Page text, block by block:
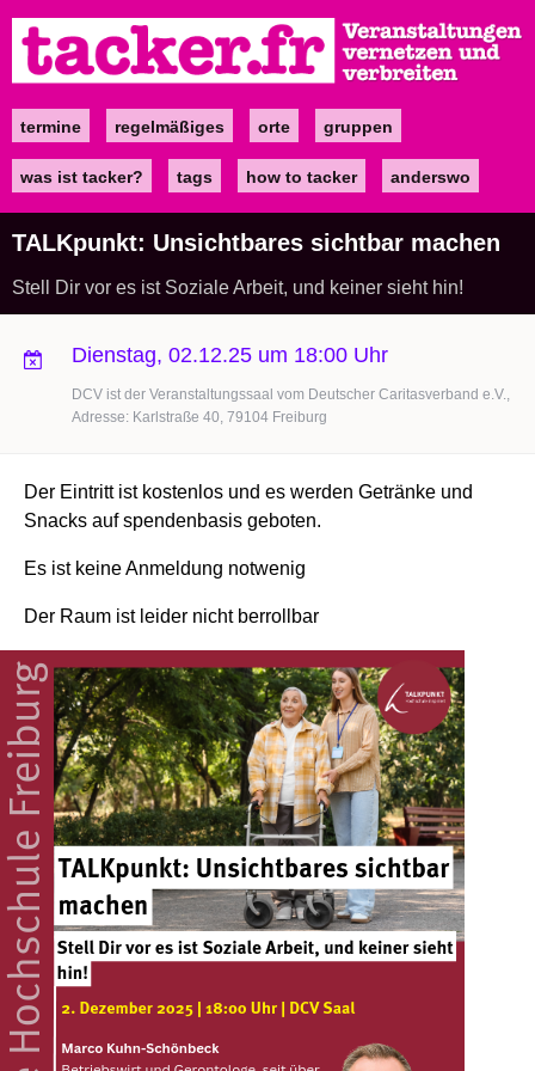
zum
Inhalt
Maintermine regelmäßiges orte gruppen
was ist tacker? tags how to tacker anderswo
TALKpunkt: Unsichtbares sichtbar machen
Stell Dir vor es ist Soziale Arbeit, und keiner sieht hin!
Dienstag, 02.12.25 um 18:00 Uhr
DCV ist der Veranstaltungssaal vom Deutscher Caritasverband e.V.,
Adresse: Karlstraße 40, 79104 Freiburg
Der Eintritt ist kostenlos und es werden Getränke und
Snacks auf spendenbasis geboten.
Es ist keine Anmeldung notwenig
Der Raum ist leider nicht berrollbar